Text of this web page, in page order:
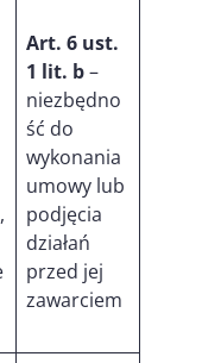
Art. 6 ust.
1 lit. b–
niezbędno
ść do
wykonania
umowy lub
podjęcia
działań
przed jej
zawarciem